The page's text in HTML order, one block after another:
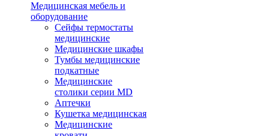
Медицинская мебель и
оборудование
Сейфы термостаты
медицинские
Медицинские шкафы
Тумбы медицинские
подкатные
Медицинские
столики серии MD
Аптечки
Кушетка медицинская
Медицинские